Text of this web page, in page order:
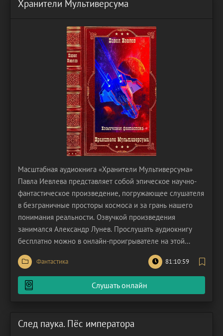
Хранители Мультиверсума
Масштабная аудиокнига «Хранители Мультиверсума»
Павла Иевлева представляет собой эпическое научно-
фантастическое произведение, погружающее слушателя
в безграничные просторы космоса и за грань нашего
понимания реальности. Озвучкой произведения
занимался Александр Лунев. Прослушать аудиокнигу
бесплатно можно в онлайн-проигрывателе на этой
странице. Сага представляет собой захватывающее
исследование тем судьбы, ответственности и природы
самой Вселенной, сплетенное в динамичный сюжет,
который
Фантастика 81:10:59
Слушать онлайн
След паука. Пёс императора